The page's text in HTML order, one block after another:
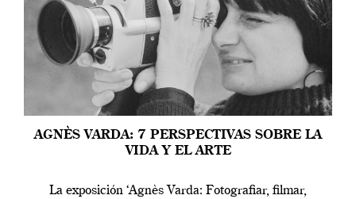
AGNÈS VARDA: 7 PERSPECTIVAS SOBRE LA
VIDA Y EL ARTE
La exposición ‘Agnès Varda: Fotografiar, filmar,